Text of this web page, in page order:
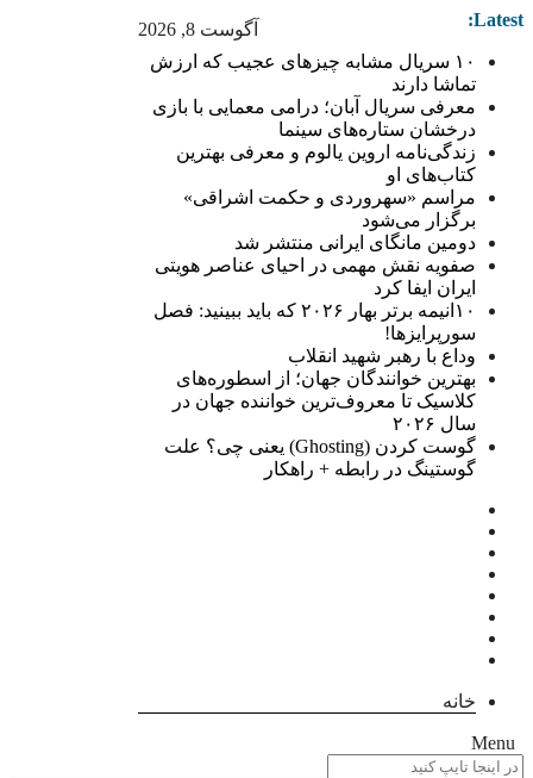
آگوست 8, 2026 Latest:
۱۰ سریال مشابه چیزهای عجیب که ارزش
تماشا دارند
معرفی سریال آبان؛ درامی معمایی با بازی
درخشان ستاره‌های سینما
زندگی‌نامه اروین یالوم و معرفی بهترین
کتاب‌های او
مراسم «سهروردی و حکمت اشراقی»
برگزار می‌شود
دومین مانگای ایرانی منتشر شد
صفویه نقش مهمی در احیای عناصر هویتی
ایران ایفا کرد
۱۰انیمه برتر بهار ۲۰۲۶ که باید ببینید: فصل
سورپرایزها!
وداع با رهبر شهید انقلاب
بهترین خوانندگان جهان؛ از اسطوره‌های
کلاسیک تا معروف‌ترین خواننده جهان در
سال ۲۰۲۶
گوست کردن (Ghosting) یعنی چی؟ علت
گوستینگ در رابطه + راهکار
خانه
Menu